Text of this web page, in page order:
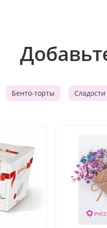
Бенто-торты Сладости